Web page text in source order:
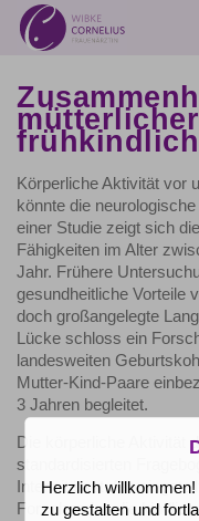
Körperliche Aktivität vor
könnte die
einer Studie zeigt sich
Fähigkeiten im Alter
Jahr. Frühere
gesundheitliche Vorteile
doch großangelegte
Lücke schloss ein
landesweiten
Mutter-Kind-Paare
3 Jahren begleitet.
Die körperliche Aktivität
standardisierten
Intensitätsstufen
Forschenden die
Herzlich
zu gestalten und